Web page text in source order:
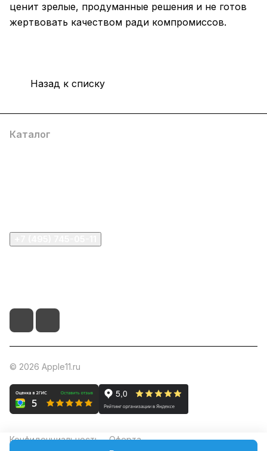
ценит зрелые, продуманные решения и не готов
жертвовать качеством ради компромиссов.
Назад к списку
Каталог
© 2026 Apple11.ru
Конфиденциальность Оферта